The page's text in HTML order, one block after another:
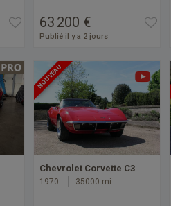
63 200 €
Publié il y a 2 jours
NOUVEAU
Chevrolet Corvette C3
1970 35000 mi